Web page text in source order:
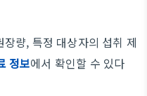
량, 특정 대상자의 섭취 제
정보에서 확인할 수 있다